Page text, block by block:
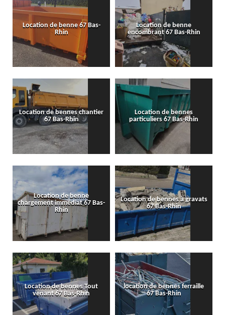
Location de benne 67 Bas-
Rhin
Location de benne
encombrant 67 Bas-Rhin
Location de bennes chantier
67 Bas-Rhin
Location de bennes
particuliers 67 Bas-Rhin
Location de benne
chargement immédiat 67 Bas-
Rhin
Location de bennes à gravats
67 Bas-Rhin
Location de bennes Tout
venant 67 Bas-Rhin
location de bennes ferraille
67 Bas-Rhin